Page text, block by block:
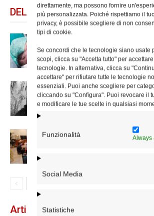
direttamente, ma possono fornire
più personalizzata. Poiché rispettiamo il
privacy, è possibile scegliere di non
tipi di cookie.
Se concordi che le tecnologie siano usate
scopi, clicca su "Accetta tutto" per
tecnologie. In alternativa, clicca su
accettare" per rifiutare tutte le tecnologie
essenziali. Puoi anche scegliere per
cliccando su "Configura". Puoi revocare il
e modificare le tue scelte in qualsiasi
Funzionalità Always
Social Media
Statistiche
DELLO STESSO AUTORE
diocesi
Le Messe per i beati
Quattrocchi
Acisjf, da oltre un
Articoli recenti